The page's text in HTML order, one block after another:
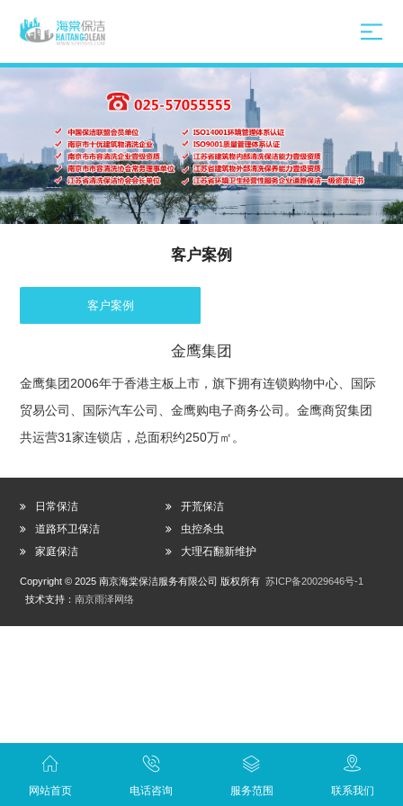
客户案例
客户案例
金鹰集团
金鹰集团2006年于香港主板上市，旗下拥有连锁购物中心、国际
贸易公司、国际汽车公司、金鹰购电子商务公司。金鹰商贸集团
共运营31家连锁店，总面积约250万㎡。
日常保洁
开荒保洁
道路环卫保洁
虫控杀虫
家庭保洁
大理石翻新维护
Copyright © 2025 南京海棠保洁服务有限公司 版权所有苏ICP备20029646号-1
技术支持：南京雨泽网络
网站首页 电话咨询 服务范围 联系我们